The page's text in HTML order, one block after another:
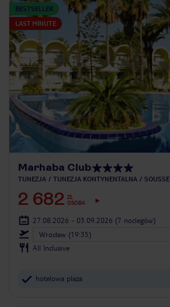
BESTSELLER
LAST MINUTE
Marhaba Club
TUNEZJA TUNEZJA KONTYNENTALNA SOUSSE
2 682 ZŁ
OSOBA
27.08.2026 - 03.09.2026 (7 noclegów)
Wrocław (19:35)
All Inclusive
hotelowa plaża